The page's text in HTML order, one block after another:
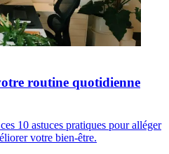
routine quotidienne
10 astuces pratiques pour alléger
votre bien-être.